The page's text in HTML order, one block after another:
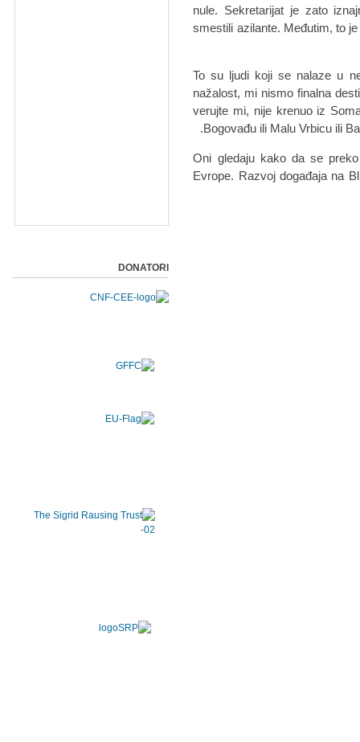
nule. Sekretarijat je zato
smestili azilante. Međutim, to
"To su ljudi koji se nalaze u
nažalost, mi nismo finalna
verujte mi, nije krenuo iz
Bogovađu ili Malu Vrbicu ili
Oni gledaju kako da se
Evrope. Razvoj događaja na
DONATORI